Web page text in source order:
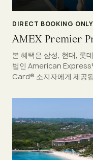
DIRECT BOOKING ONLY
AMEX Premier
본 혜택은 삼성, 현대, 롯
법인 American
Card® 소지자에게 제공